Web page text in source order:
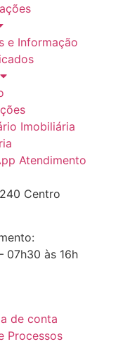
e Informação
Imobiliária
Atendimento
Centro
07h30 às 16h
de conta
Processos